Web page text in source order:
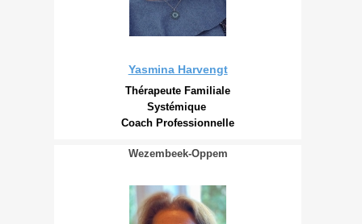
Yasmina Harvengt
Thérapeute Familiale
Systémique
Coach Professionnelle
Wezembeek-Oppem